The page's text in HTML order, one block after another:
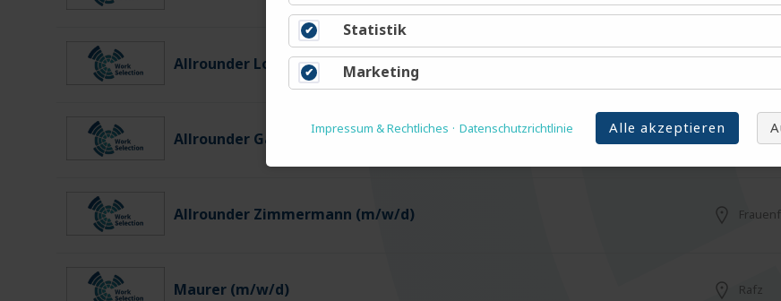
Allrounder Logistiker (m/w/d)
Allrounder Gartenbau (m/w/d) Arbon
Allrounder Zimmermann (m/w/d)
Maurer (m/w/d) Rafz
Statistik
Marketing
Alle akzeptieren
Impressum & Rechtliches Datenschutzrichtlinie